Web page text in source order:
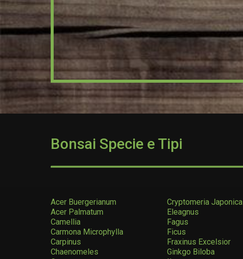
Bonsai Specie e Tipi
Acer Buergerianum
Acer Palmatum
Camellia
Carmona Microphylla
Carpinus
Chaenomeles
Cryptomeria Japonica
Eleagnus
Fagus
Ficus
Fraxinus Excelsior
Ginkgo Biloba